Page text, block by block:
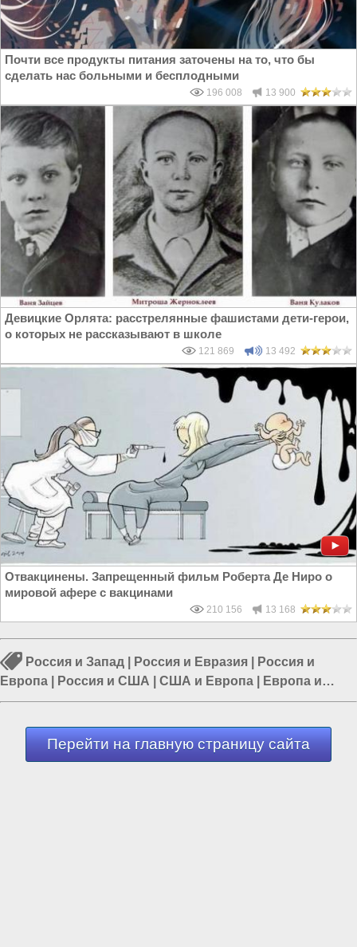
Почти все продукты питания заточены на то, что бы
сделать нас больными и бесплодными
196 008 13 900
Девицкие Орлята: расстрелянные фашистами дети-герои,
о которых не рассказывают в школе
121 869 13 492
Отвакцинены. Запрещенный фильм Роберта Де Ниро о
мировой афере с вакцинами
210 156 13 168
Россия и Запад Россия и Евразия
Россия и
Европа
Россия и США США и Европа
Европа и
Украина|Россия и Украина
Перейти на главную страницу сайта